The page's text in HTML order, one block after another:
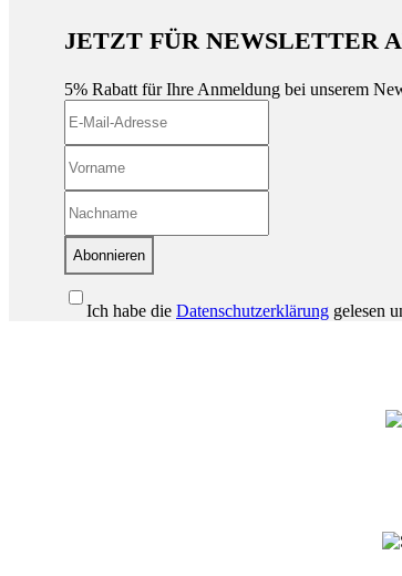
JETZT FÜR NEWSLETTER
5% Rabatt für Ihre Anmeldung bei unserem
Abonnieren
Ich habe die Datenschutzerklärung gelesen